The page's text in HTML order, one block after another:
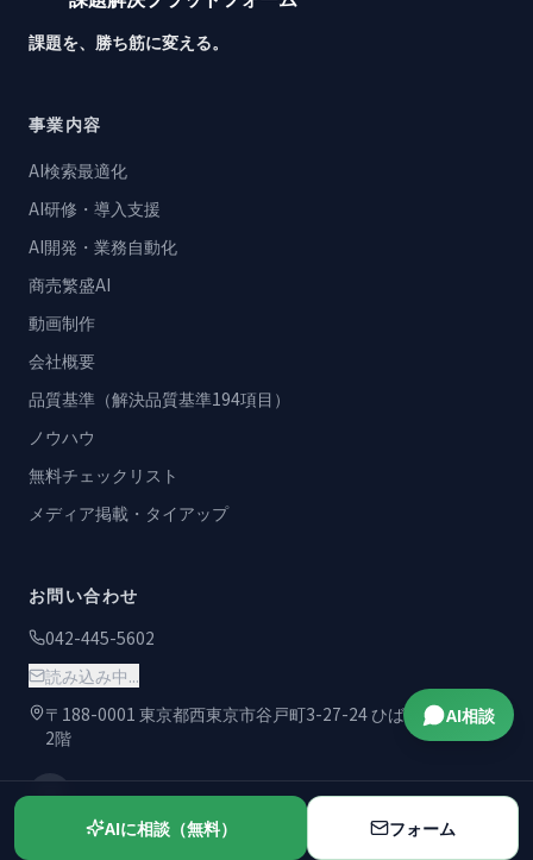
AIに相談（無料） フォーム
課題を、勝ち筋に変える。
事業内容
AI検索最適化
AI研修・導入支援
AI開発・業務自動化
商売繁盛AI
動画制作
会社概要
品質基準（解決品質基準194項目）
ノウハウ
無料チェックリスト
メディア掲載・タイアップ
お問い合わせ
042-445-5602
読み込み中...
〒188-0001 東京都西東京市谷戸町3-27-24 ひばりが丘プラザ
2階
AI相談